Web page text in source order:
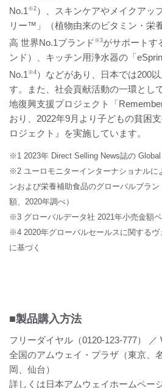
No.1 ※2 ）、スキンケアやメイクアッ
リー™」（植物由来のビタミン・栄
高 世界No.1ブランド ※3がサポートす
ンド）、キッチン用浄水器の「
No.1 ※4 ）などがあり、日本では200
す。また、社会貢献活動の一環とし
地復興支援プロジェクト「
おり、2022年9月より子どもの貧困
ロジェクト』を実施しています。
※1 2023年 Direct Selling News誌の Global
※2 ユーロモニターインターナショナルに
ンおよび栄養補助食品のグローバルブラ
額、2020年調べ）
※3 グローバルデータ社 2021年小売金額
※4 2020年グローバルセールスに関する
に基づく
■製品購入方法
フリーダイヤル（0120-123-777） ／
全国のアムウェイ・プラザ（東京、
岡、仙台）
詳しくは日本アムウェイホームペー